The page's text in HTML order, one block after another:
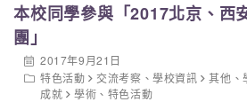
本校同學參與「2017北京、西
團」
2017年9月21日
特色活動
交流考察 、學校資訊 其他 、
成就
學術 、 特色活動